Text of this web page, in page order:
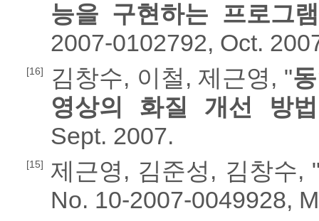
능을 구현하는 프로그
2007-0102792, Oct.
[16] 김창수, 이철, 제근영, "
영상의 화질 개선 방법
Sept. 2007.
[15]
제근영, 김준성, 김창수,
No. 10-2007-0049928,